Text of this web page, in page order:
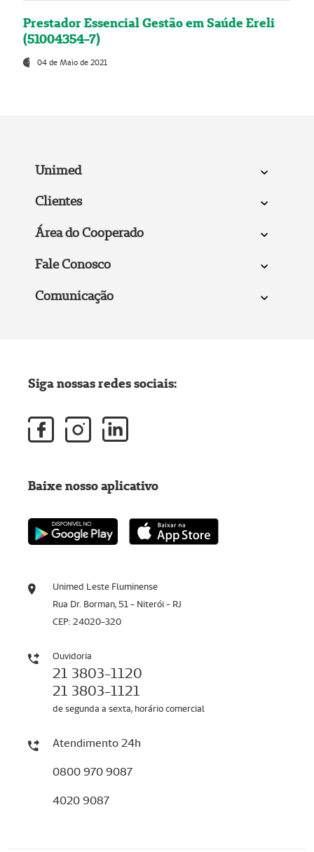
Prestador Essencial Gestão em Saúde Ereli
(51004354-7)
04 de Maio de 2021
Unimed
Clientes
Área do Cooperado
Fale Conosco
Comunicação
Unimed Leste Fluminense
Rua Dr. Borman, 51 - Niterói - RJ
CEP: 24020-320
Ouvidoria
21 3803-1120
21 3803-1121
de segunda a sexta, horário comercial
Atendimento 24h
0800 970 9087
4020 9087
Siga nossas redes sociais:
Baixe nosso aplicativo